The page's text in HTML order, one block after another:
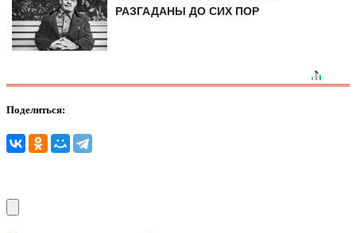
РАЗГАДАНЫ ДО СИХ ПОР
Поделиться: